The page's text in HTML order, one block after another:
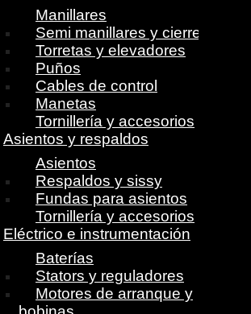
Manillares
Semi manillares y cierres
Torretas y elevadores
Puños
Cables de control
Manetas
Tornillería y accesorios
Asientos y respaldos
Asientos
Respaldos y sissy
Fundas para asientos
Tornillería y accesorios
Eléctrico e instrumentación
Baterías
Stators y reguladores
Motores de arranque y